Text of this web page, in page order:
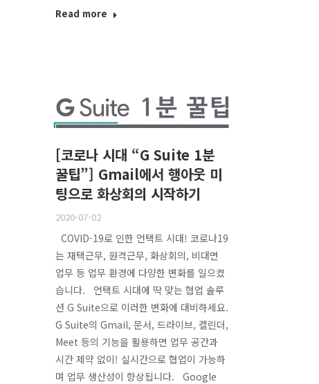
Read more
[코로나 시대 “G Suite 1분
꿀팁”] Gmail에서 행아웃 미
팅으로 화상회의 시작하기
2020-07-02
COVID-19로 인한 언택트 시대! 코로나19
는 재택근무, 원격근무, 화상회의, 비대면
업무 등 업무 환경에 다양한 변화를 일으켰
습니다. 언택트 시대에 딱 맞는 협업 솔루
션 G Suite으로 이러한 변화에 대비하세요.
G Suite의 Gmail, 문서, 드라이브, 캘린더,
Meet 등의 기능을 활용하면 업무 공간과
시간 제약 없이! 실시간으로 협업이 가능하
며 업무 생산성이 향상됩니다. Google